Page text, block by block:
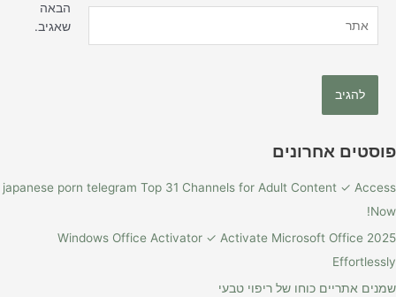
הבאה
שאגיב.
פוסטים אחרונים
japanese porn telegram Top 31 Channels for Adult Content ✓ Access
Now!
Windows Office Activator ✓ Activate Microsoft Office 2025
Effortlessly
שמנים אתריים כוחו של ריפוי טבעי